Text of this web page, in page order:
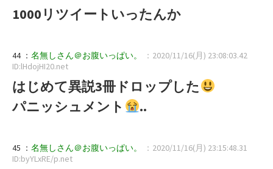
1000リツイートいったんか
44 ： 名無しさん＠お腹いっぱい。
：2020/11/16(月) 23:08:03.42
ID:lHdojHI20.net
はじめて異説3冊ドロップした
パニッシュメント
..
45 ： 名無しさん＠お腹いっぱい。
：2020/11/16(月) 23:15:48.31
ID:byYLxRE/p.net